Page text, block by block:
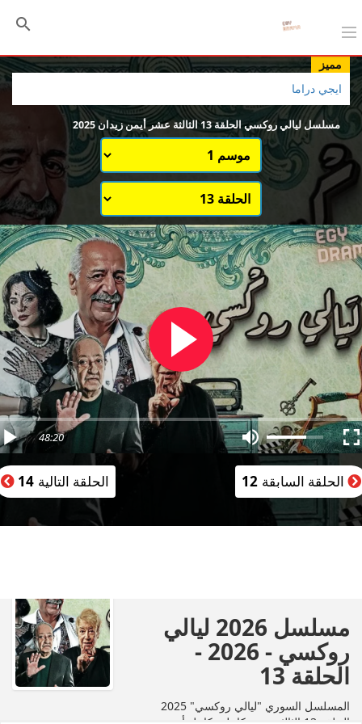
مميز
ايجي دراما
مسلسل ليالي روكسي الحلقة 13 الثالثة عشر أيمن زيدان 2025
اختيار الموسم
قائمة حلقات الموسم 1
48:20
الحلقة السابقة 12 الحلقة التالية 14
مسلسل 2026 ليالي
روكسي - 2026 -
الحلقة 13
المسلسل السوري "ليالي روكسي" 2025